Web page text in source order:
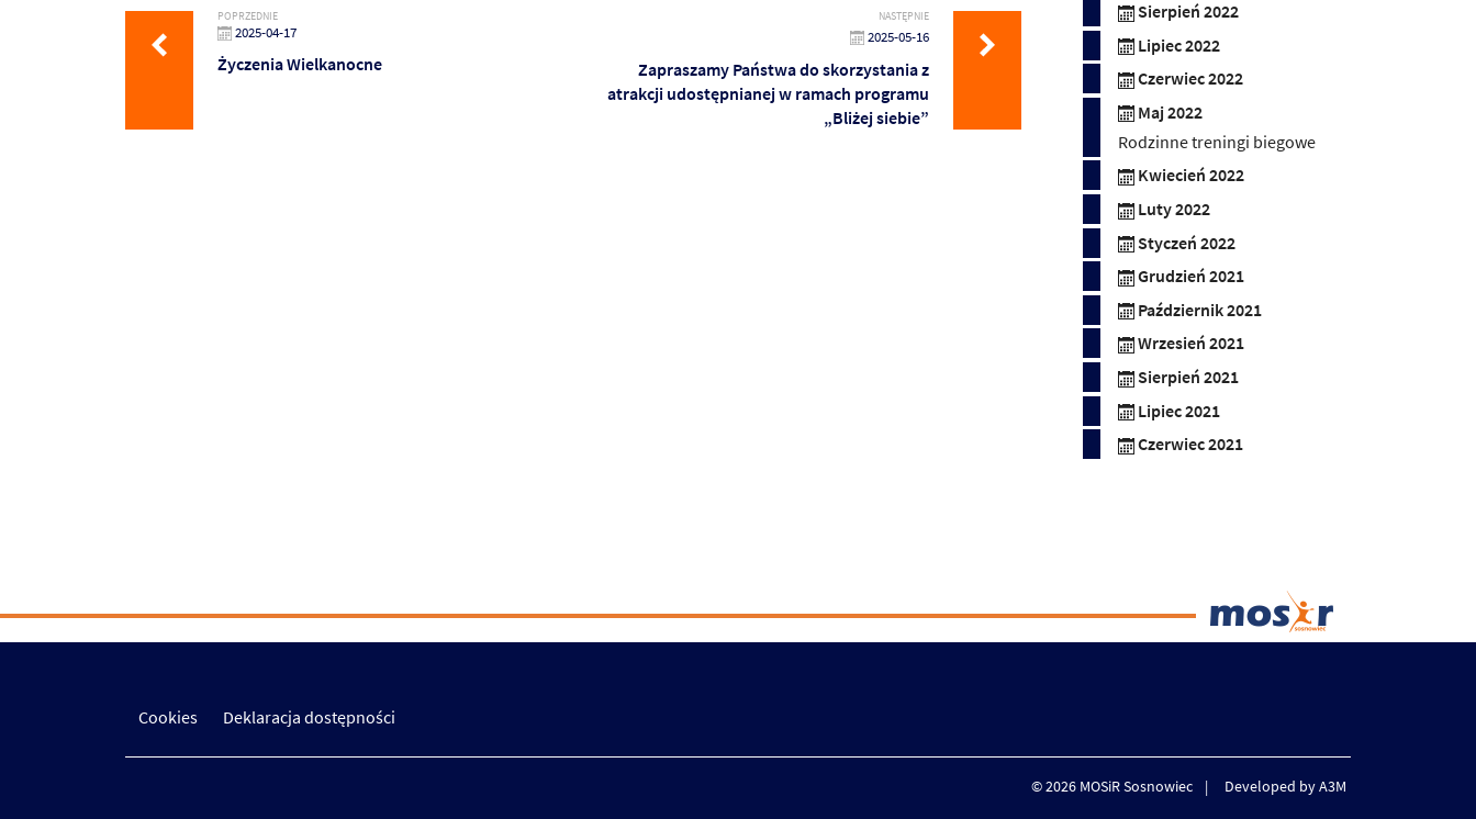
POPRZEDNIE
2025-04-17
Życzenia Wielkanocne
NASTĘPNIE
2025-05-16
Zapraszamy Państwa do skorzystania z
atrakcji udostępnianej w ramach programu
„Bliżej siebie”
Sierpień 2022
Lipiec 2022
Czerwiec 2022
Maj 2022
Rodzinne treningi biegowe
Kwiecień 2022
Luty 2022
Styczeń 2022
Grudzień 2021
Październik 2021
Wrzesień 2021
Sierpień 2021
Lipiec 2021
Czerwiec 2021
Cookies Deklaracja dostępności
© 2026 MOSiR Sosnowiec Developed by A3M